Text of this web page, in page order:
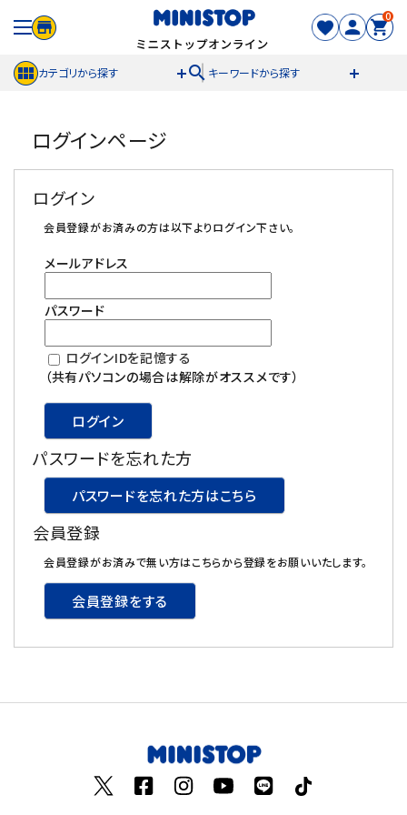
0
カテゴリから探す search キーワードから探す
meeting_room ログイン person 新規登録
セール商品
カテゴリから探す
冷凍食品
スイーツ
お菓子
酒類
日用品
ギフト
ログインページ
ログイン
会員登録がお済みの方は以下よりログイン下さい。
メールアドレス
パスワード
ログインIDを記憶する
（共有パソコンの場合は解除がオススメです）
ログイン
パスワードを忘れた方
パスワードを忘れた方はこちら
会員登録
会員登録がお済みで無い方はこちらから登録をお願いいたします。
会員登録をする